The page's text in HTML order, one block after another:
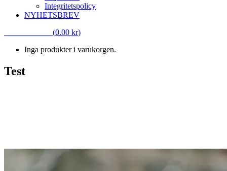
Integritetspolicy
NYHETSBREV
(0.00 kr)
Inga produkter i varukorgen.
Test